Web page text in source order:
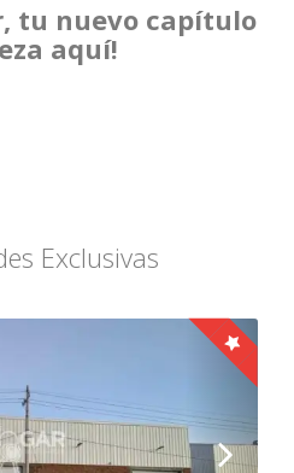
tu nuevo capítulo
aquí!
Exclusivas